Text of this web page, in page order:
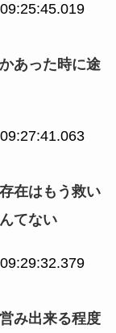
あった時に途
在はもう救い
てない
み出来る程度